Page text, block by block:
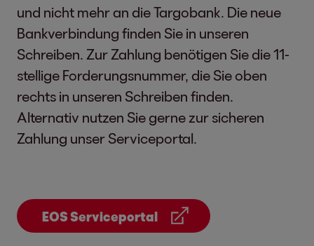
und nicht mehr an die Targobank. Die neue
Bankverbindung finden Sie in unseren
Schreiben. Zur Zahlung benötigen Sie die 11-
stellige Forderungsnummer, die Sie oben
rechts in unseren Schreiben finden.
Alternativ nutzen Sie gerne zur sicheren
Zahlung unser Serviceportal.
EOS Serviceportal